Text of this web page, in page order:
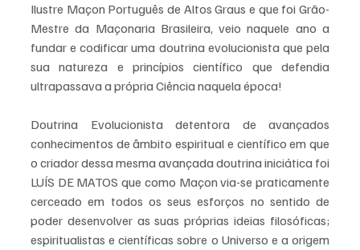
Ilustre Maçon Português de Altos Graus e que foi Grão-
Mestre da Maçonaria Brasileira, veio naquele ano a
fundar e codificar uma doutrina evolucionista que pela
sua natureza e princípios científico que defendia
ultrapassava a própria Ciência naquela época!
Doutrina Evolucionista detentora de avançados
conhecimentos de âmbito espiritual e científico em que
o criador dessa mesma avançada doutrina iniciática foi
LUÍS DE MATOS que como Maçon via-se praticamente
cerceado em todos os seus esforços no sentido de
poder desenvolver as suas próprias ideias filosóficas;
espiritualistas e científicas sobre o Universo e a origem